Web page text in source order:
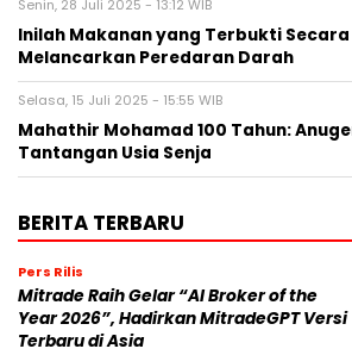
Senin, 28 Juli 2025 - 13:12 WIB
Inilah Makanan yang Terbukti
Melancarkan Peredaran Darah
Selasa, 15 Juli 2025 - 15:55 WIB
Mahathir Mohamad 100 Tahun:
Tantangan Usia Senja
BERITA TERBARU
Pers Rilis
Mitrade Raih Gelar “AI Broker of the
Year 2026”, Hadirkan MitradeGPT Versi
Terbaru di Asia